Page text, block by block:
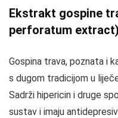
Ekstrakt gospine
perforatum extract)
Gospina trava, poznata i
s dugom tradicijom u
Sadrži hipericin i druge
sustav i imaju